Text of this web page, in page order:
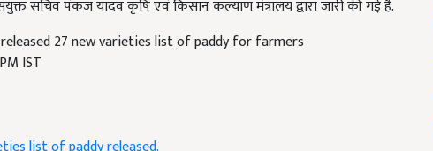
released 27 new varieties list of paddy for farmers
IST